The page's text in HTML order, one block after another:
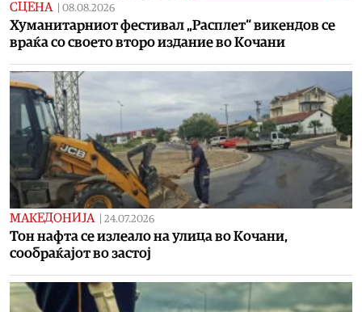
СЦЕНА 08.08.2026
Хуманитарниот фестивал „Расплет“ викендов се
враќа со своето второ издание во Кочани
МАКЕДОНИЈА 24.07.2026
Тон нафта се излеало на улица во Кочани,
сообраќајот во застој